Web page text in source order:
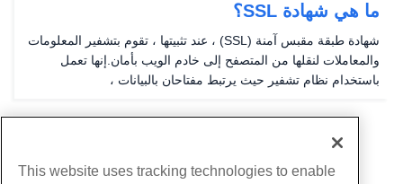
ما هي شهادة SSL؟
شهادة طبقة مقبس آمنة (SSL) ، عند تثبيتها ، تقوم بتشفير المعلومات
والمعاملات لنقلها من المتصفح إلى خادم الويب بأمان.إنها تعمل
باستخدام نظام تشفير حيث يرتبط مفتاحان بالبيانات ،
الثاني هو المفتاح العام الذي يعرفه...
This website uses tracking technologies to enable